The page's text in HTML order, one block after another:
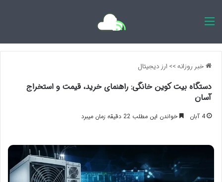
خبر روزانه>> ارز دیجیتال
دستگاه بیت کوین خانگی: راهنمای خرید، قیمت و استخراج
آسان
4 آبان خواندن این مطلب 22 دقیقه زمان میبرد